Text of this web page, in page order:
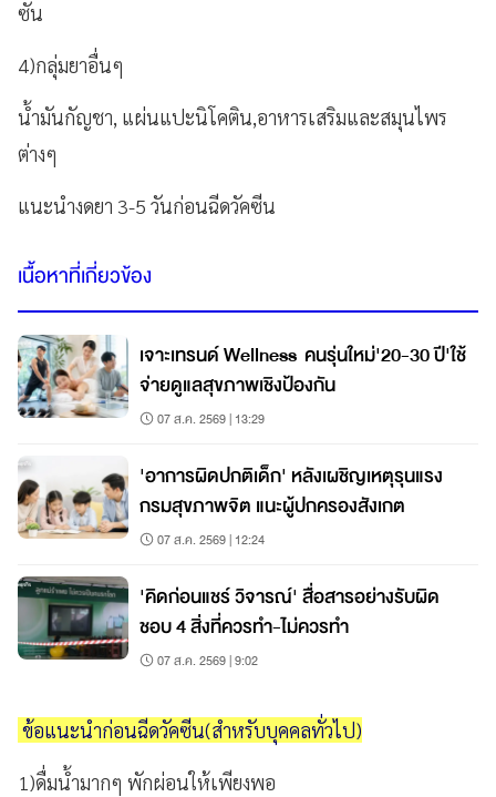
ซัน
4)กลุ่มยาอื่นๆ
น้ำมันกัญชา, แผ่นแปะนิโคติน,อาหารเสริมและสมุนไพร
ต่างๆ
แนะนำงดยา 3-5 วันก่อนฉีดวัคซีน
เนื้อหาที่เกี่ยวข้อง
เจาะเทรนด์ Wellness คนรุ่นใหม่'20-30 ปี'ใช้
จ่ายดูแลสุขภาพเชิงป้องกัน
07 ส.ค. 2569 | 13:29
'อาการผิดปกติเด็ก' หลังเผชิญเหตุรุนแรง
กรมสุขภาพจิต แนะผู้ปกครองสังเกต
07 ส.ค. 2569 | 12:24
'คิดก่อนแชร์ วิจารณ์' สื่อสารอย่างรับผิด
ชอบ 4 สิ่งที่ควรทำ-ไม่ควรทำ
07 ส.ค. 2569 | 9:02
ข้อแนะนำก่อนฉีดวัคซีน(สำหรับบุคคลทั่วไป)
1)ดื่มน้ำมากๆ พักผ่อนให้เพียงพอ